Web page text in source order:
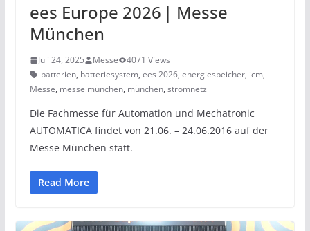
ees Europe 2026 | Messe
München
Juli 24, 2025 Messe
4071 Views
batterien, batteriesystem, ees 2026, energiespeicher, icm,
Messe, messe münchen, münchen, stromnetz
Die Fachmesse für Automation und Mechatronic
AUTOMATICA findet von 21.06. – 24.06.2016 auf der
Messe München statt.
Read More